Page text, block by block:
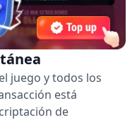
juego y todos los
está
de